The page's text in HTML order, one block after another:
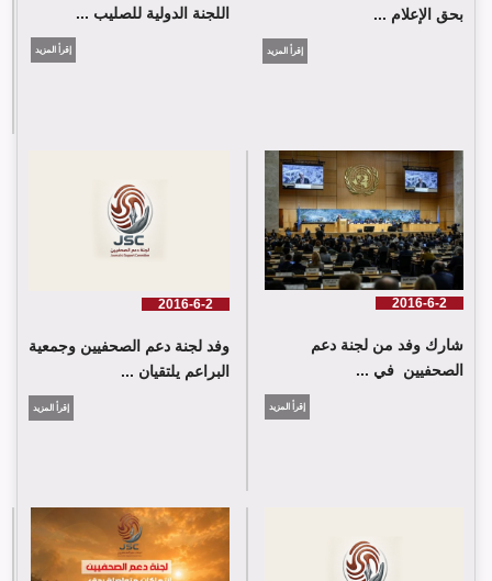
لجنة دعم الصحفيين تلتقي اللجنة الدولية للصليب الأحمر في جنيف
اللجنة كلمة باسم جمعية البراعم للعمل الاجتماعي
بحق الإعلام ...
إقرأ المزيد
اللجنة الدولية للصليب ...
إقرأ المزيد
2016-6-2
شارك وفد من لجنة دعم
الصحفيين في ...
إقرأ المزيد
2016-6-2
وفد لجنة دعم الصحفيين وجمعية
البراعم يلتقيان ...
إقرأ المزيد